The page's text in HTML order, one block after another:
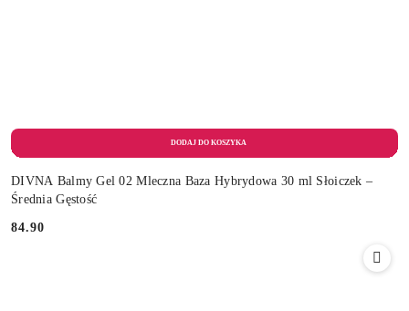
DIVNA Balmy Gel 02 Mleczna Baza Hybrydowa 30 ml Słoiczek –
Średnia Gęstość
Cena:
84.90